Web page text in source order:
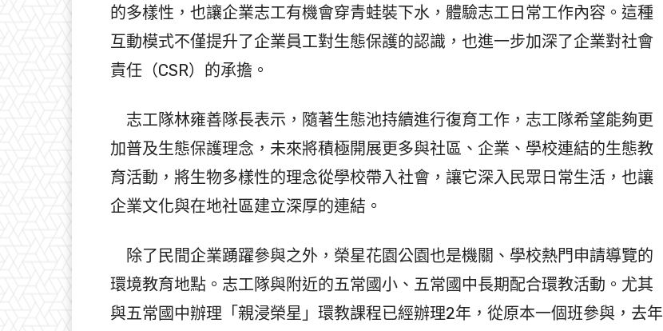
的多樣性，也讓企業志工有機會穿青蛙裝下水，體驗志工日常工作內容。這種
互動模式不僅提升了企業員工對生態保護的認識，也進一步加深了企業對社會
責任（CSR）的承擔。
志工隊林雍善隊長表示，隨著生態池持續進行復育工作，志工隊希望能夠更
加普及生態保護理念，未來將積極開展更多與社區、企業、學校連結的生態教
育活動，將生物多樣性的理念從學校帶入社會，讓它深入民眾日常生活，也讓
企業文化與在地社區建立深厚的連結。
除了民間企業踴躍參與之外，榮星花園公園也是機關、學校熱門申請導覽的
環境教育地點。志工隊與附近的五常國小、五常國中長期配合環教活動。尤其
與五常國中辦理「親浸榮星」環教課程已經辦理2年，從原本一個班參與，去年